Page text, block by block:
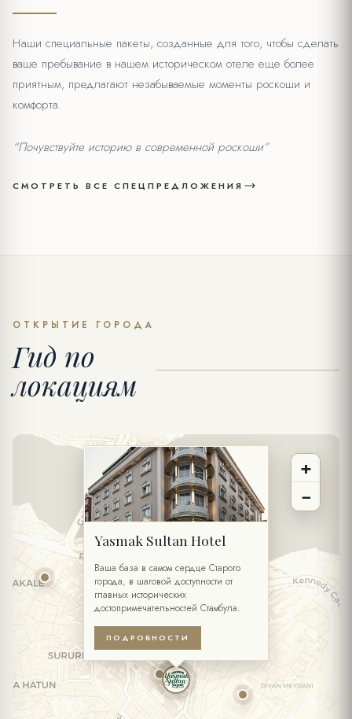
Наши специальные пакеты, созданные для того, чтобы сделать
ваше пребывание в нашем историческом отеле еще более
приятным, предлагают незабываемые моменты роскоши и
комфорта.
“Почувствуйте историю в современной роскоши”
СМОТРЕТЬ ВСЕ СПЕЦПРЕДЛОЖЕНИЯ
ПОЛНОЕ ИМЯ *
ЖЕЛАЕМАЯ ДАТА
ЖЕЛАЕМОЕ ВРЕМЯ
КОЛИЧЕСТВО ЧЕЛОВЕК
ОСОБЫЕ ПОЖЕЛАНИЯ / ПРИМЕЧАНИЯ
ОТКРЫТИЕ ГОРОДА
Гид по
локациям
Yasmak Sultan Hotel
Ваша база в самом сердце Старого
города, в шаговой доступности от
главных исторических
достопримечательностей Стамбула.
ПОДРОБНОСТИ
+
−